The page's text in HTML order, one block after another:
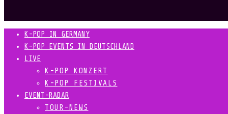
K-POP IN GERMANY
K-POP EVENTS IN DEUTSCHLAND
LIVE
K-POP KONZERT
K-POP FESTIVALS
EVENT-RADAR
TOUR-NEWS